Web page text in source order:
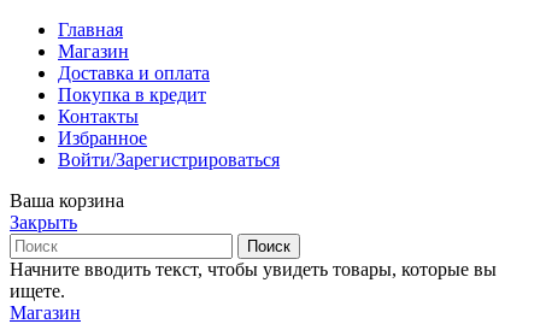
Главная
Магазин
Доставка и оплата
Покупка в кредит
Контакты
Избранное
Войти/Зарегистрироваться
Ваша корзина
Закрыть
Поиск
Начните вводить текст, чтобы увидеть товары, которые вы
ищете.
Магазин